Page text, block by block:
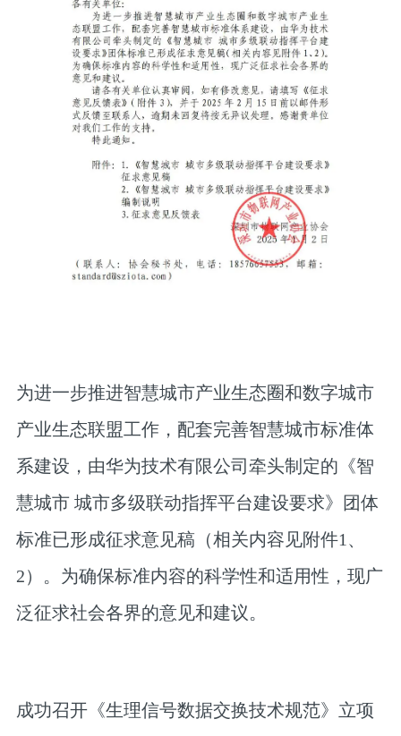
为进一步推进智慧城市产业生态圈和数字城市
产业生态联盟工作，配套完善智慧城市标准体
系建设，由华为技术有限公司牵头制定的《智
慧城市 城市多级联动指挥平台建设要求》团体
标准已形成征求意见稿（相关内容见附件1、
2）。为确保标准内容的科学性和适用性，现广
泛征求社会各界的意见和建议。
成功召开《生理信号数据交换技术规范》立项